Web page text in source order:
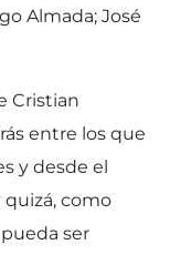
Almada; José
Cristian
entre los que
y desde el
quizá, como
ser